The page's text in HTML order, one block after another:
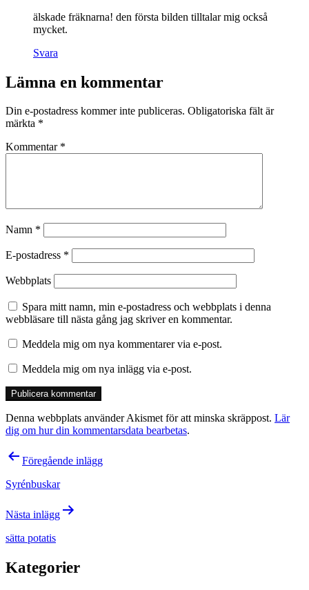
älskade fräknarna! den första bilden tilltalar mig också
mycket.
Svara
Lämna en kommentar
Din e-postadress kommer inte publiceras. Obligatoriska fält är
märkta *
Kommentar *
Namn *
E-postadress *
Webbplats
Spara mitt namn, min e-postadress och webbplats i denna
webbläsare till nästa gång jag skriver en kommentar.
Meddela mig om nya kommentarer via e-post.
Meddela mig om nya inlägg via e-post.
Denna webbplats använder Akismet för att minska skräppost. Lär
dig om hur din kommentarsdata bearbetas.
Inläggsnavigering
Föregående inlägg
Syrénbuskar
Nästa inlägg
sätta potatis
Kategorier